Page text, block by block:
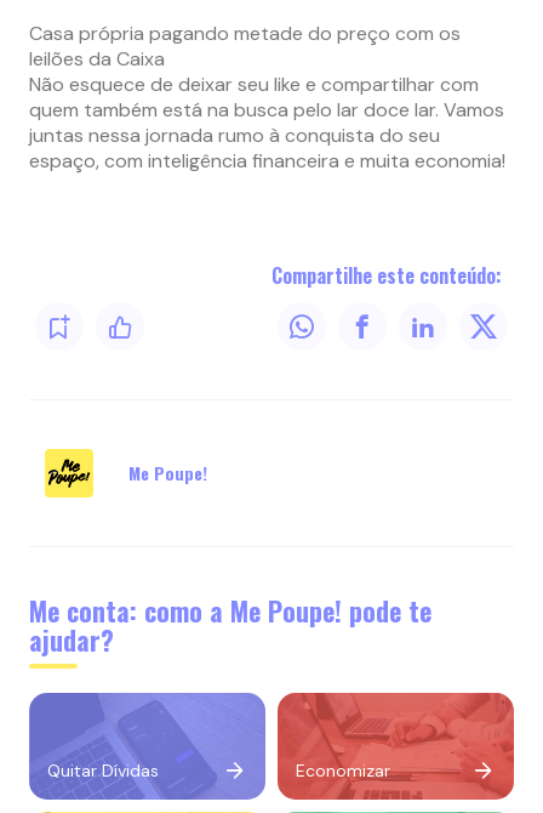
Casa própria pagando metade do preço com os
leilões da Caixa
Não esquece de deixar seu like e compartilhar com
quem também está na busca pelo lar doce lar. Vamos
juntas nessa jornada rumo à conquista do seu
espaço, com inteligência financeira e muita economia!
Compartilhe este conteúdo:
Me Poupe!
Me conta: como a Me Poupe! pode te
ajudar?
Quitar Dívidas Economizar